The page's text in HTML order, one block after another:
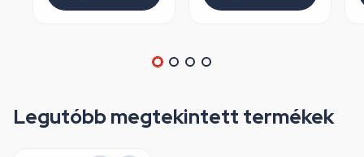
Legutóbb megtekintett termékek